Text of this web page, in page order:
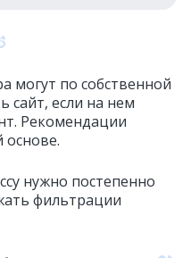
могут по собственной
сайт, если на нем
Рекомендации
нужно постепенно
фильтрации